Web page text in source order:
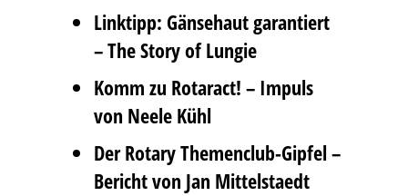
Linktipp: Gänsehaut garantiert
– The Story of Lungie
Komm zu Rotaract! – Impuls
von Neele Kühl
Der Rotary Themenclub-Gipfel –
Bericht von Jan Mittelstaedt